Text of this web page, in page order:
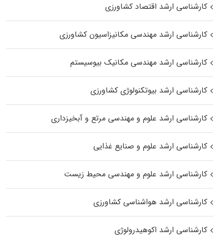
کارشناسی ارشد اقتصاد کشاورزی
کارشناسی ارشد مهندسی مکانیزاسیون کشاورزی
کارشناسی ارشد مهندسی مکانیک بیوسیستم
کارشناسی ارشد بیوتکنولوژی کشاورزی
کارشناسی ارشد علوم و مهندسی مرتع و آبخیزداری
کارشناسی ارشد علوم و صنایع غذایی
کارشناسی ارشد علوم و مهندسی محیط زیست
کارشناسی ارشد هواشناسی کشاورزی
کارشناسی ارشد اکوهیدرولوژی